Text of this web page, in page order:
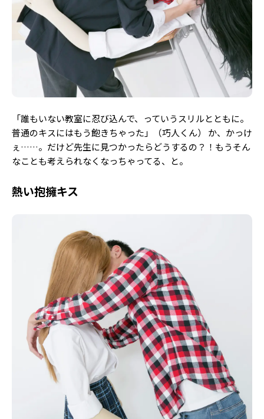
「誰もいない教室に忍び込んで、っていうスリルとともに。
普通のキスにはもう飽きちゃった」（巧人くん） か、かっけ
ぇ……。だけど先生に見つかったらどうするの？！もうそん
なことも考えられなくなっちゃってる、と。
熱い抱擁キス